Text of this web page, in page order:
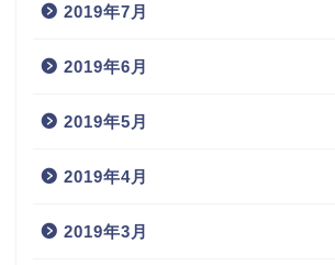
2019年7月
2019年6月
2019年5月
2019年4月
2019年3月